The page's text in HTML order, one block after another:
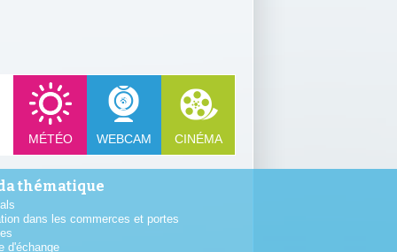
MÉTÉO WEBCAM CINÉMA
thématique
dans les commerces et portes
d'échange